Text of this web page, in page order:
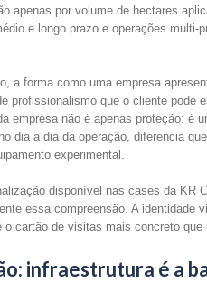
apenas por volume de hectares
e longo prazo e operações multi-
a forma como uma empresa
profissionalismo que o cliente pode
empresa não é apenas proteção: é
dia a dia da operação, diferencia
experimental.
disponível nas cases da KR
essa compreensão. A identidade
o cartão de visitas mais concreto
infraestrutura é a